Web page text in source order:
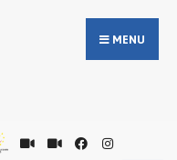
MENU